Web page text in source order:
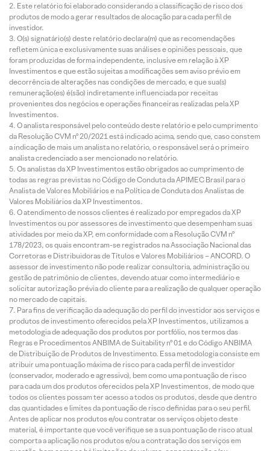
Este relatório foi elaborado considerando a classificação de risco dos
produtos de modo a gerar resultados de alocação para cada perfil de
investidor.
O(s) signatário(s) deste relatório declara(m) que as recomendações
refletem única e exclusivamente suas análises e opiniões pessoais, que
foram produzidas de forma independente, inclusive em relação à XP
Investimentos e que estão sujeitas a modificações sem aviso prévio em
decorrência de alterações nas condições de mercado, e que sua(s)
remuneração(es) é(são) indiretamente influenciada por receitas
provenientes dos negócios e operações financeiras realizadas pela XP
Investimentos.
O analista responsável pelo conteúdo deste relatório e pelo cumprimento
da Resolução CVM nº 20/2021 está indicado acima, sendo que, caso constem
a indicação de mais um analista no relatório, o responsável será o primeiro
analista credenciado a ser mencionado no relatório.
Os analistas da XP Investimentos estão obrigados ao cumprimento de
todas as regras previstas no Código de Conduta da APIMEC Brasil para o
Analista de Valores Mobiliários e na Política de Conduta dos Analistas de
Valores Mobiliários da XP Investimentos.
O atendimento de nossos clientes é realizado por empregados da XP
Investimentos ou por assessores de investimento que desempenham suas
atividades por meio da XP, em conformidade com a Resolução CVM nº
178/2023, os quais encontram-se registrados na Associação Nacional das
Corretoras e Distribuidoras de Títulos e Valores Mobiliários – ANCORD. O
assessor de investimento não pode realizar consultoria, administração ou
gestão de patrimônio de clientes, devendo atuar como intermediário e
solicitar autorização prévia do cliente para a realização de qualquer operação
no mercado de capitais.
Para fins de verificação da adequação do perfil do investidor aos serviços e
produtos de investimento oferecidos pela XP Investimentos, utilizamos a
metodologia de adequação dos produtos por portfólio, nos termos das
Regras e Procedimentos ANBIMA de Suitability nº 01 e do Código ANBIMA
de Distribuição de Produtos de Investimento. Essa metodologia consiste em
atribuir uma pontuação máxima de risco para cada perfil de investidor
(conservador, moderado e agressivo), bem como uma pontuação de risco
para cada um dos produtos oferecidos pela XP Investimentos, de modo que
todos os clientes possam ter acesso a todos os produtos, desde que dentro
das quantidades e limites da pontuação de risco definidas para o seu perfil.
Antes de aplicar nos produtos e/ou contratar os serviços objeto deste
material, é importante que você verifique se a sua pontuação de risco atual
comporta a aplicação nos produtos e/ou a contratação dos serviços em